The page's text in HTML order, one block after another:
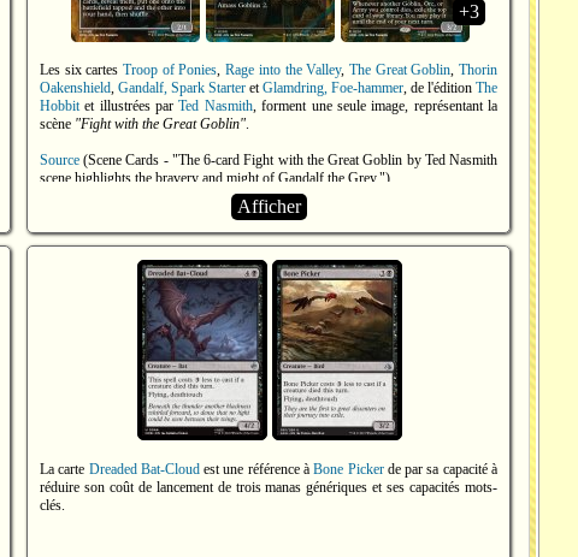
+3
Les six cartesTroop of Ponies,Rage into the Valley, The Great Goblin,Thorin
Oakenshield, Gandalf, Spark Starter etGlamdring, Foe-hammer, de l'édition The
Hobbitet illustrées parTed Nasmith, forment une seule image, représentant la
scène "Fight with the Great Goblin".
Source (Scene Cards - "The 6-card Fight with the Great Goblin by Ted Nasmith
scene highlights the bravery and might of Gandalf the Grey.")
Afficher
La carte Dreaded Bat-Cloudest une référence àBone Pickerde par sa capacité à
réduire son coût de lancement de trois manas génériques et ses capacités mots-
clés.